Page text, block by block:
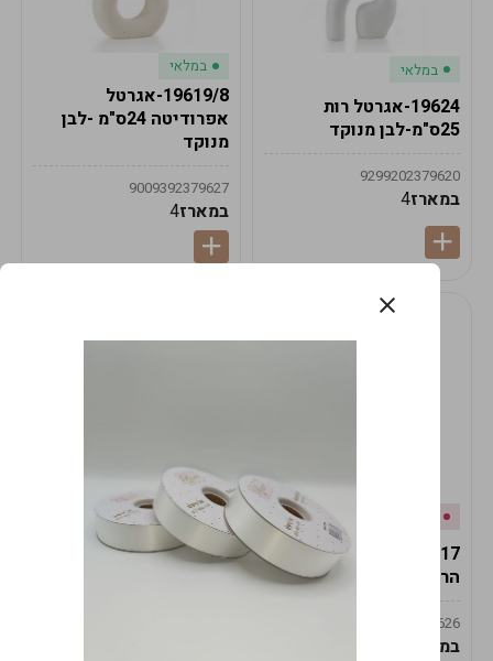
במלאי
19624-אגרטל רות
25ס"מ-לבן מנוקד
9299202379620
במארז4
במלאי
19619/8-אגרטל
אפרודיטה 24ס"מ -לבן
מנוקד
9009392379627
במארז4
19617-2/17-אגרטל
הרמס 19ס"מ -לבן נקי
9009492379626
במארז
במלאי
19617/6-אגרטל הרמס
19ס"מ -לבן מנוקד